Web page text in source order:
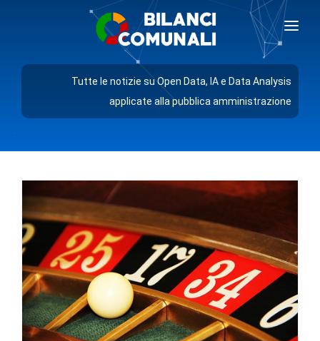
PREZZI
RICHIEDI DEMO
AREA GIORNALISTI
Tutte le notizie su Open Data, IA e Data Analysis
applicate alla pubblica amministrazione